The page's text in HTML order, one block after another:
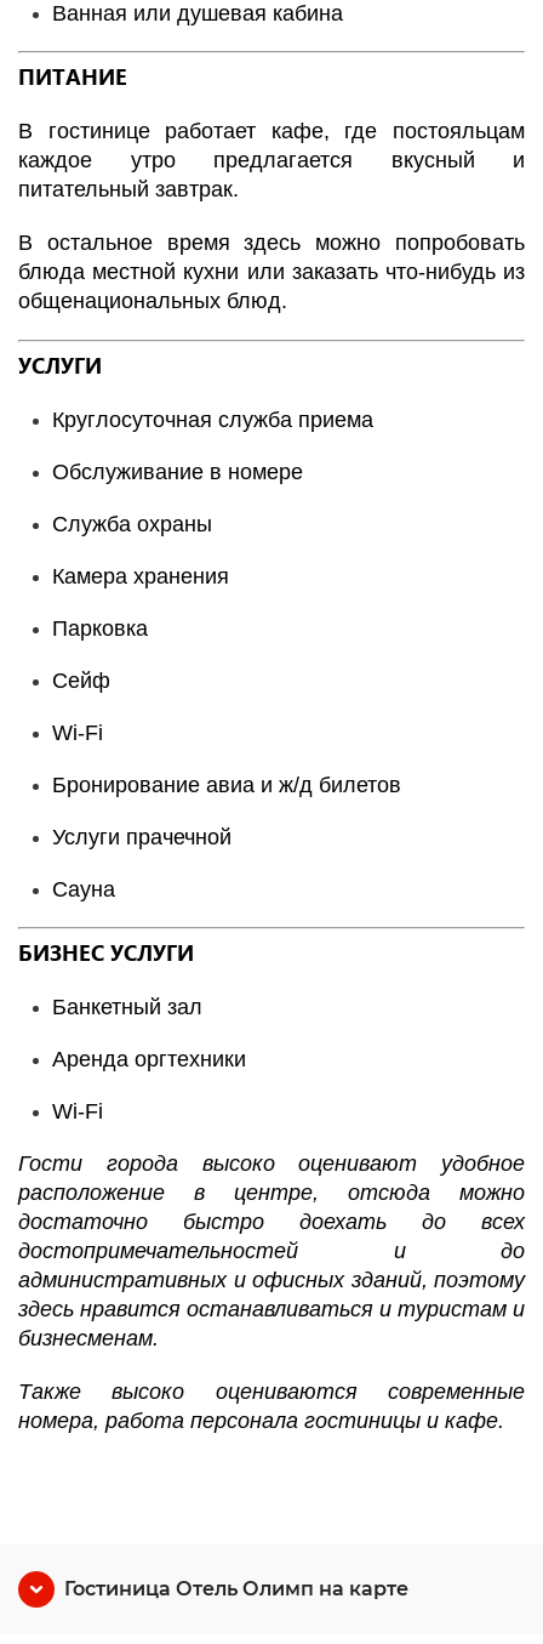
Ванная или душевая кабина
ПИТАНИЕ
В гостинице работает кафе, где постояльцам
каждое утро предлагается вкусный и
питательный завтрак.
В остальное время здесь можно попробовать
блюда местной кухни или заказать что-нибудь из
общенациональных блюд.
УСЛУГИ
Круглосуточная служба приема
Обслуживание в номере
Служба охраны
Камера хранения
Парковка
Сейф
Wi-Fi
Бронирование авиа и ж/д билетов
Услуги прачечной
Сауна
БИЗНЕС УСЛУГИ
Банкетный зал
Аренда оргтехники
Wi-Fi
Гости города высоко оценивают удобное
расположение в центре, отсюда можно
достаточно быстро доехать до всех
достопримечательностей и до
административных и офисных зданий, поэтому
здесь нравится останавливаться и туристам и
бизнесменам.
Также высоко оцениваются современные
номера, работа персонала гостиницы и кафе.
Гостиница Отель Олимп на карте